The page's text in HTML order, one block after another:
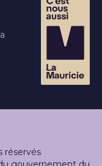
réservés